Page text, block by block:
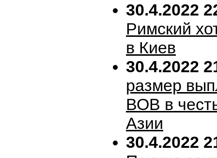
30.4.2022
Римский
в Киев
30.4.2022
размер
ВОВ в
Азии
30.4.2022